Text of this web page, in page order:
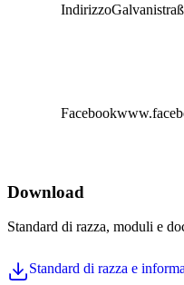
Indirizzo
Facebook
Download
Standard di razza, moduli e
Standard di razza e